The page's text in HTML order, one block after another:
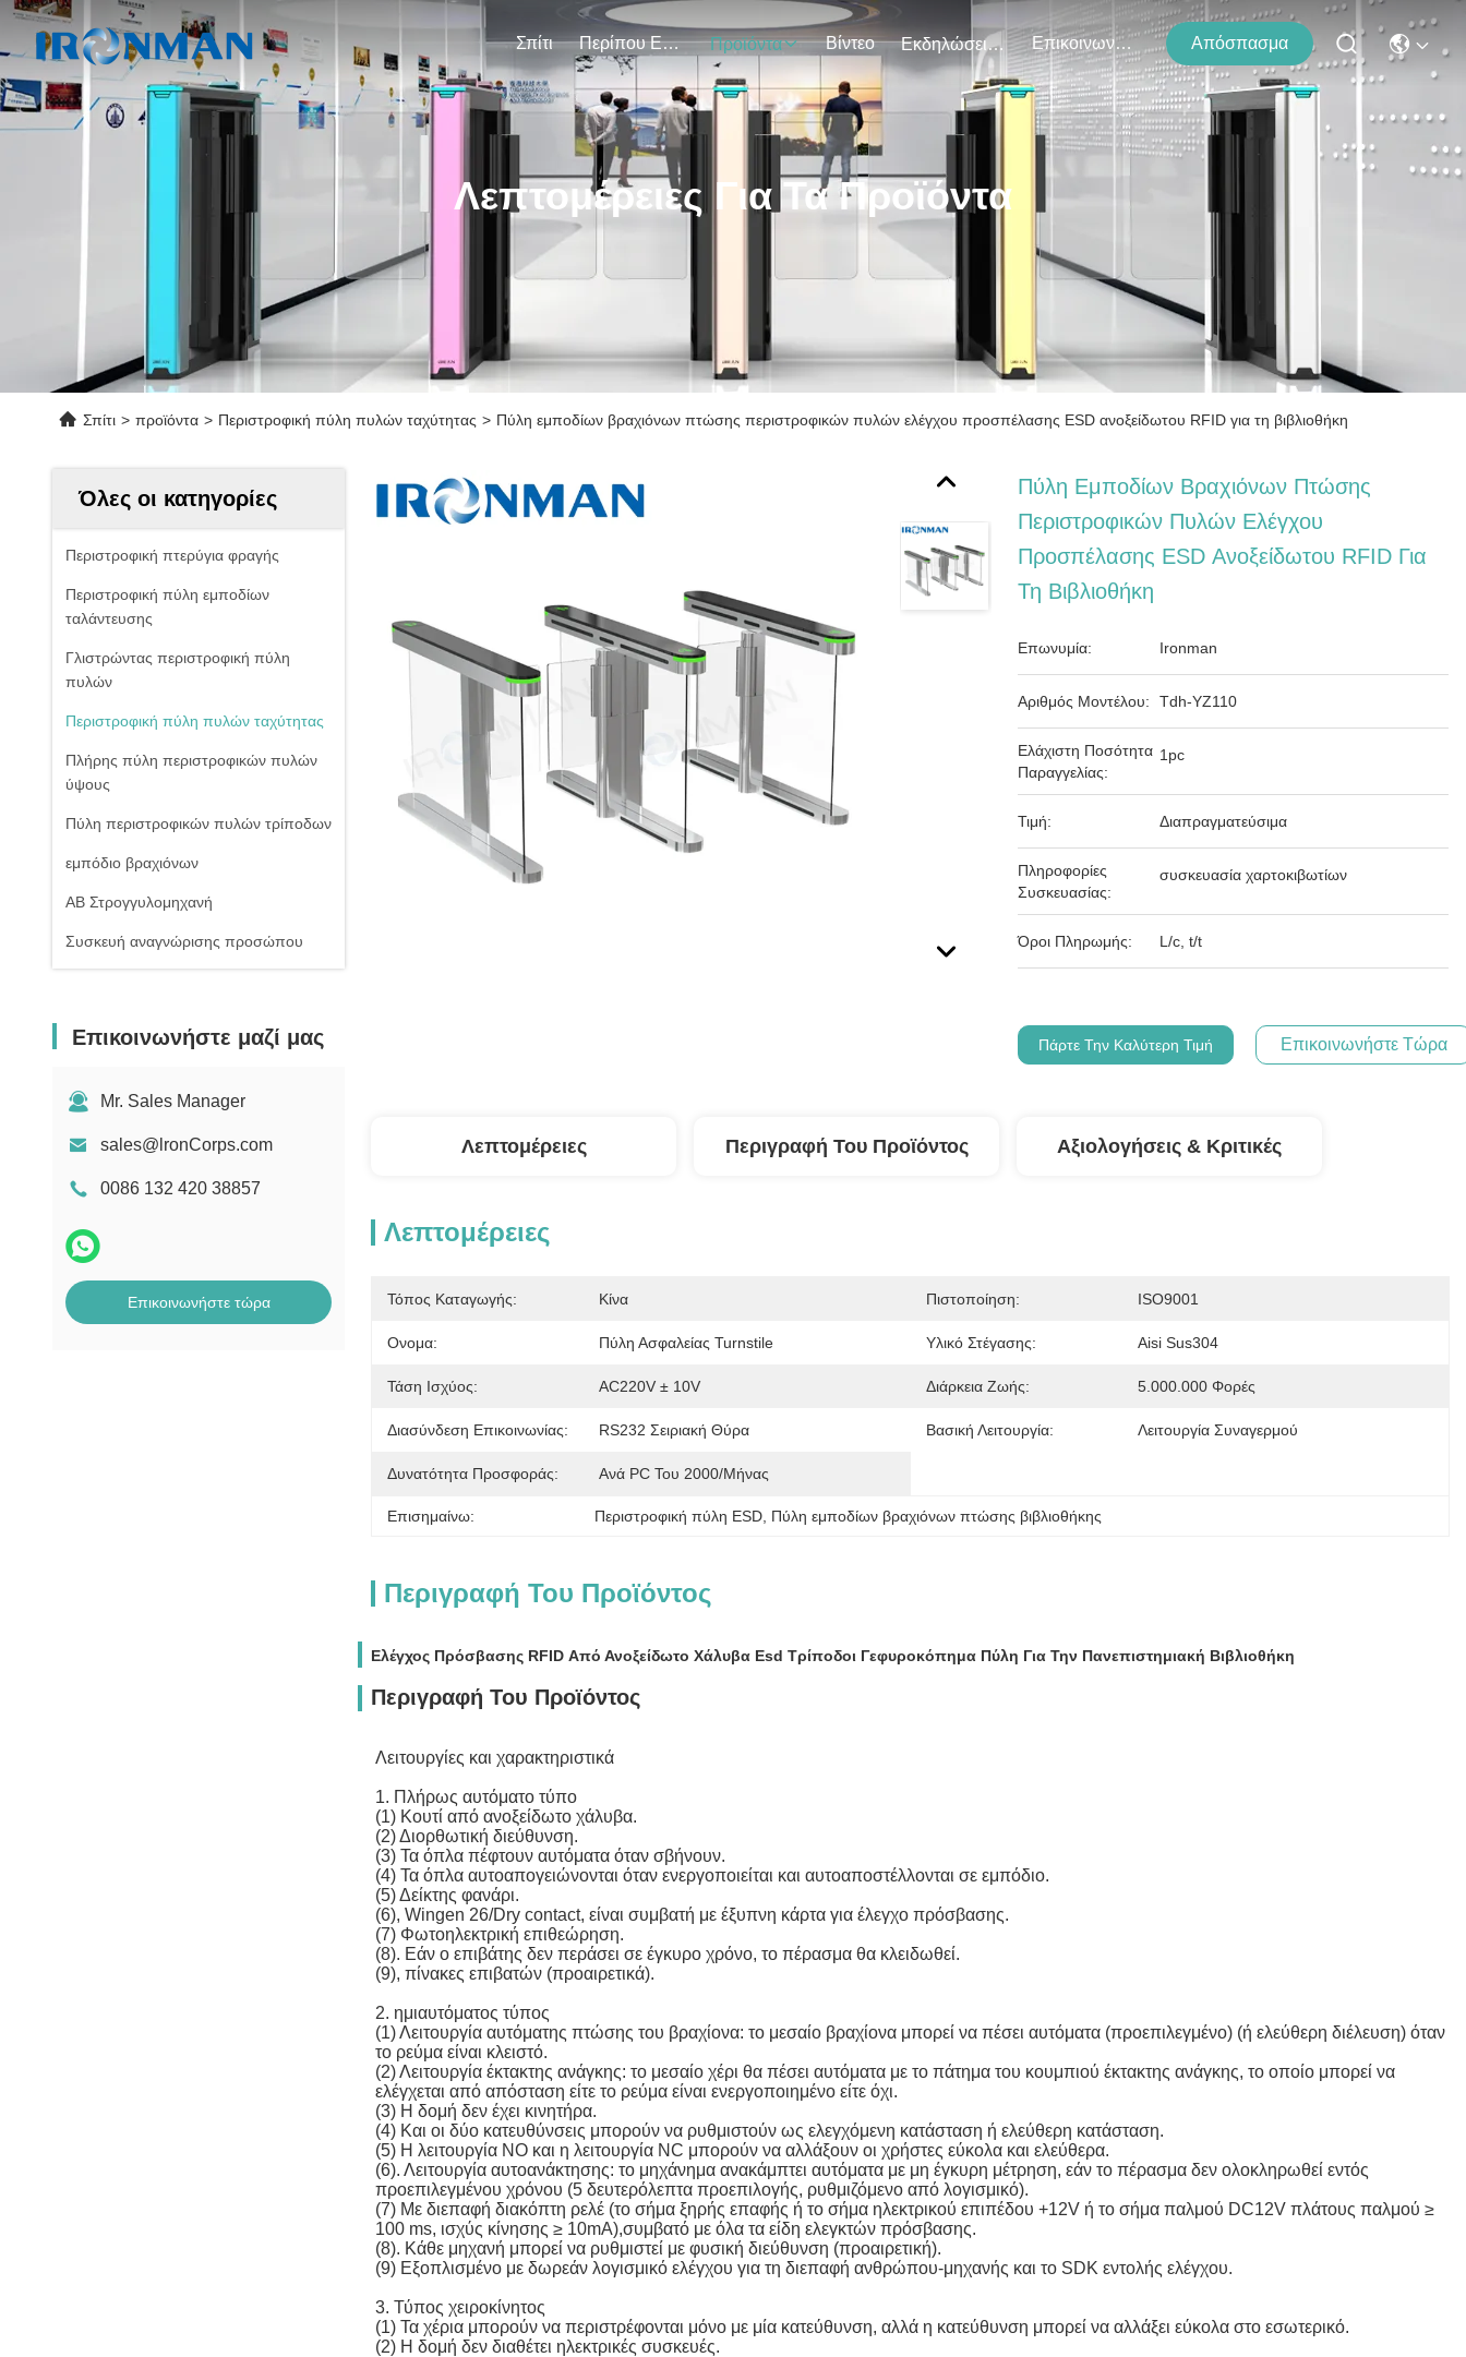
Σπίτι Περίπου Εμείς Προϊόντα Βίντεο Εκδηλώσεις Επικοινωνήστε Μαζί Μας Απόσπασμα
Λεπτομέρειες Για Τα Προϊόντα
Σπίτι > προϊόντα > Περιστροφική πύλη πυλών ταχύτητας > Πύλη εμποδίων βραχιόνων πτώσης περιστροφικών πυλών ελέγχου προσπέλασης ESD ανοξείδωτου RFID για τη βιβλιοθήκη
Όλες οι κατηγορίες
Περιστροφική πτερύγια φραγής
Περιστροφική πύλη εμποδίων
ταλάντευσης
Γλιστρώντας περιστροφική πύλη
πυλών
Περιστροφική πύλη πυλών ταχύτητας
Πλήρης πύλη περιστροφικών πυλών
ύψους
Πύλη περιστροφικών πυλών τρίποδων
εμπόδιο βραχιόνων
ΑΒ Στρογγυλομηχανή
Συσκευή αναγνώρισης προσώπου
Επικοινωνήστε μαζί μας
Mr. Sales Manager
sales@lronCorps.com
0086 132 420 38857
Επικοινωνήστε τώρα
Πύλη Εμποδίων Βραχιόνων Πτώσης
Περιστροφικών Πυλών Ελέγχου
Προσπέλασης ESD Ανοξείδωτου RFID Για
Τη Βιβλιοθήκη
Επωνυμία: Ironman
Αριθμός Μοντέλου: Tdh-YZ110
Ελάχιστη Ποσότητα
Παραγγελίας:
1pc
Τιμή: Διαπραγματεύσιμα
Πληροφορίες
Συσκευασίας:
συσκευασία χαρτοκιβωτίων
Όροι Πληρωμής: L/c, t/t
Πάρτε Την Καλύτερη Τιμή Επικοινωνήστε Τώρα
Λεπτομέρειες Περιγραφή Του Προϊόντος Αξιολογήσεις & Κριτικές
Λεπτομέρειες
Τόπος Καταγωγής: Κίνα Πιστοποίηση: ISO9001
Ονομα: Πύλη Ασφαλείας Turnstile Υλικό Στέγασης: Aisi Sus304
Τάση Ισχύος: AC220V ± 10V Διάρκεια Ζωής: 5.000.000 Φορές
Διασύνδεση Επικοινωνίας: RS232 Σειριακή Θύρα Βασική Λειτουργία: Λειτουργία Συναγερμού
Δυνατότητα Προσφοράς: Ανά PC Του 2000/μήνας
Επισημαίνω: Περιστροφική πύλη ESD, Πύλη εμποδίων βραχιόνων πτώσης βιβλιοθήκης
Περιγραφή Του Προϊόντος
Ελέγχος Πρόσβασης RFID Από Ανοξείδωτο Χάλυβα Esd Τρίποδοι Γεφυροκόπημα Πύλη Για Την Πανεπιστημιακή Βιβλιοθήκη
Περιγραφή Του Προϊόντος
Λειτουργίες και χαρακτηριστικά
1. Πλήρως αυτόματο τύπο
(1) Κουτί από ανοξείδωτο χάλυβα.
(2) Διορθωτική διεύθυνση.
(3) Τα όπλα πέφτουν αυτόματα όταν σβήνουν.
(4) Τα όπλα αυτοαπογειώνονται όταν ενεργοποιείται και αυτοαποστέλλονται σε εμπόδιο.
(5) Δείκτης φανάρι.
(6), Wingen 26/Dry contact, είναι συμβατή με έξυπνη κάρτα για έλεγχο πρόσβασης.
(7) Φωτοηλεκτρική επιθεώρηση.
(8). Εάν ο επιβάτης δεν περάσει σε έγκυρο χρόνο, το πέρασμα θα κλειδωθεί.
(9), πίνακες επιβατών (προαιρετικά).
2. ημιαυτόματος τύπος
(1) Λειτουργία αυτόματης πτώσης του βραχίονα: το μεσαίο βραχίονα μπορεί να πέσει αυτόματα (προεπιλεγμένο) (ή ελεύθερη διέλευση) όταν
το ρεύμα είναι κλειστό.
(2) Λειτουργία έκτακτης ανάγκης: το μεσαίο χέρι θα πέσει αυτόματα με το πάτημα του κουμπιού έκτακτης ανάγκης, το οποίο μπορεί να
ελέγχεται από απόσταση είτε το ρεύμα είναι ενεργοποιημένο είτε όχι.
(3) Η δομή δεν έχει κινητήρα.
(4) Και οι δύο κατευθύνσεις μπορούν να ρυθμιστούν ως ελεγχόμενη κατάσταση ή ελεύθερη κατάσταση.
(5) Η λειτουργία NO και η λειτουργία NC μπορούν να αλλάξουν οι χρήστες εύκολα και ελεύθερα.
(6). Λειτουργία αυτοανάκτησης: το μηχάνημα ανακάμπτει αυτόματα με μη έγκυρη μέτρηση, εάν το πέρασμα δεν ολοκληρωθεί εντός
προεπιλεγμένου χρόνου (5 δευτερόλεπτα προεπιλογής, ρυθμιζόμενο από λογισμικό).
(7) Με διεπαφή διακόπτη ρελέ (το σήμα ξηρής επαφής ή το σήμα ηλεκτρικού επιπέδου +12V ή το σήμα παλμού DC12V πλάτους παλμού ≥
100 ms, ισχύς κίνησης ≥ 10mA),συμβατό με όλα τα είδη ελεγκτών πρόσβασης.
(8). Κάθε μηχανή μπορεί να ρυθμιστεί με φυσική διεύθυνση (προαιρετική).
(9) Εξοπλισμένο με δωρεάν λογισμικό ελέγχου για τη διεπαφή ανθρώπου-μηχανής και το SDK εντολής ελέγχου.
3. Τύπος χειροκίνητος
(1) Τα χέρια μπορούν να περιστρέφονται μόνο με μία κατεύθυνση, αλλά η κατεύθυνση μπορεί να αλλάξει εύκολα στο εσωτερικό.
(2) Η δομή δεν διαθέτει ηλεκτρικές συσκευές.